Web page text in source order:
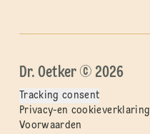
Dr. Oetker © 2026
Tracking consent
Privacy-en cookieverklaring
Voorwaarden